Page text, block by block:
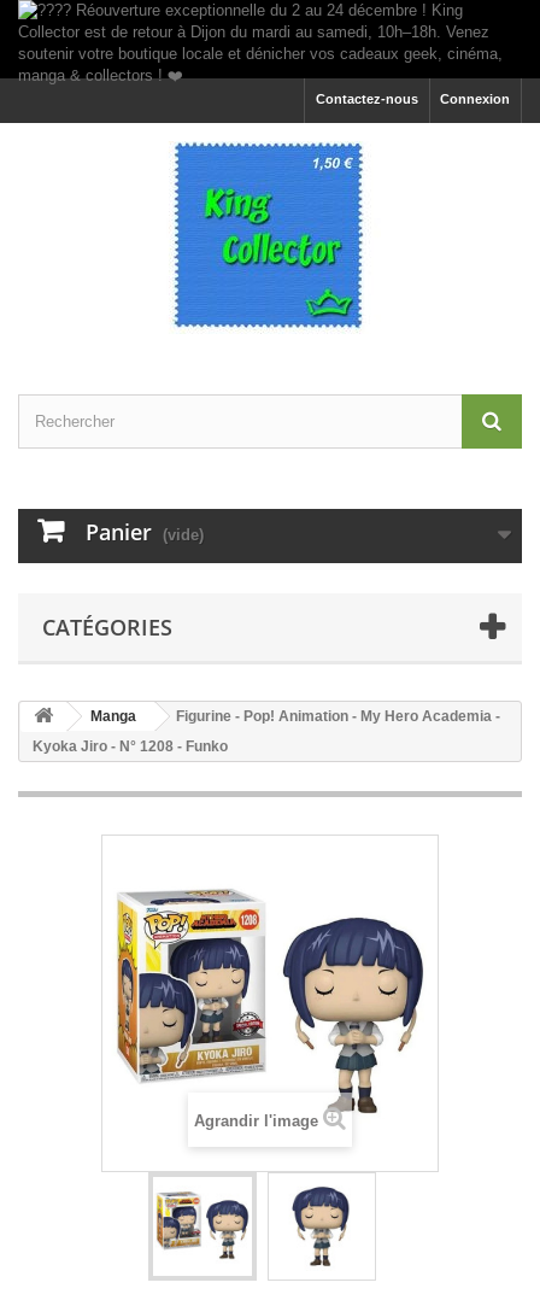
Connexion
Contactez-nous
Panier (vide)
CATÉGORIES
Manga
Figurine - Pop! Animation - My Hero Academia -
Kyoka Jiro - N° 1208 - Funko
Agrandir l'image